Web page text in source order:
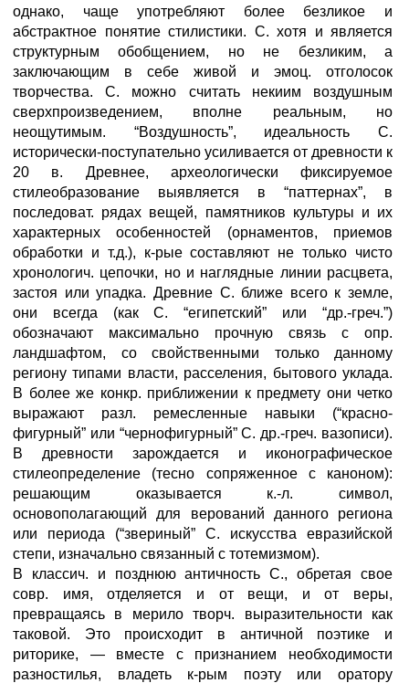
однако, чаще употребляют более безликое и
абстрактное понятие стилистики. С. хотя и является
структурным обобщением, но не безликим, а
заключающим в себе живой и эмоц. отголосок
творчества. С. можно считать некиим воздушным
сверхпроизведением, вполне реальным, но
неощутимым. “Воздушность”, идеальность С.
исторически-поступательно усиливается от древности к
20 в. Древнее, археологически фиксируемое
стилеобразование выявляется в “паттернах”, в
последоват. рядах вещей, памятников культуры и их
характерных особенностей (орнаментов, приемов
обработки и т.д.), к-рые составляют не только чисто
хронологич. цепочки, но и наглядные линии расцвета,
застоя или упадка. Древние С. ближе всего к земле,
они всегда (как С. “египетский” или “др.-греч.”)
обозначают максимально прочную связь с опр.
ландшафтом, со свойственными только данному
региону типами власти, расселения, бытового уклада.
В более же конкр. приближении к предмету они четко
выражают разл. ремесленные навыки (“красно-
фигурный” или “чернофигурный” С. др.-греч. вазописи).
В древности зарождается и иконографическое
стилеопределение (тесно сопряженное с каноном):
решающим оказывается к.-л. символ,
основополагающий для верований данного региона
или периода (“звериный” С. искусства евразийской
степи, изначально связанный с тотемизмом).
В классич. и позднюю античность С., обретая свое
совр. имя, отделяется и от вещи, и от веры,
превращаясь в мерило творч. выразительности как
таковой. Это происходит в античной поэтике и
риторике, — вместе с признанием необходимости
разностилья, владеть к-рым поэту или оратору